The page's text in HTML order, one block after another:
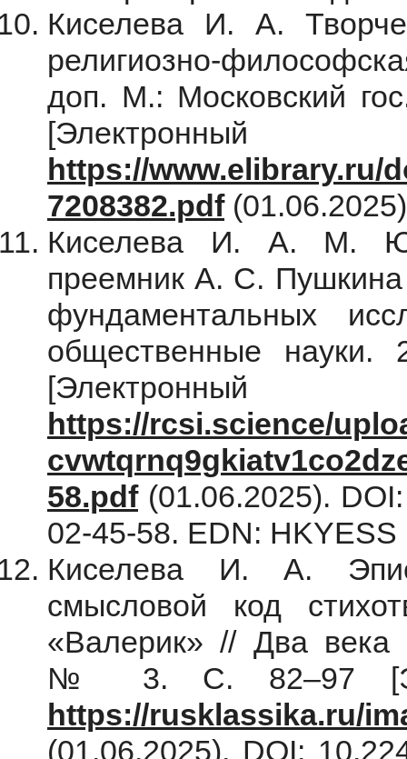
Киселева И. А.
религиозно-
доп. М.: Московский
https://www.elibrary.ru/
7208382.pdf
Киселева И. А. М. Ю.
преемник А. С. Пушкина
фундаментальных
общественные
https://rcsi.science/
58.pdf(01.06.2025).
02-45-58. EDN: HKYESS
Киселева И. А.
смысловой код
«Валерик» // Два века
№ 3. С. 82–97
https://rusklassika.ru/
(01.06.2025). DOI: